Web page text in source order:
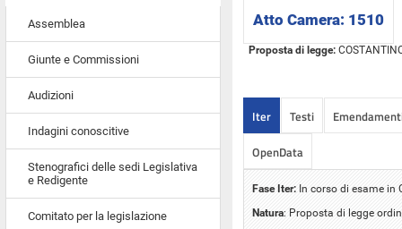
Assemblea
Giunte e Commissioni
Audizioni
Indagini conoscitive
Stenografici delle sedi Legislativa
e Redigente
Comitato per la legislazione
Atto Camera: 1510
Proposta di legge:
Iter Testi
OpenData
Fase Iter: In corso di esame in
Natura: Proposta di legge